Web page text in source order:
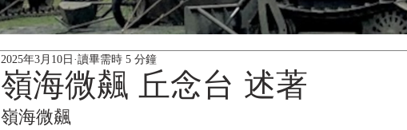
嶺海微飆 丘念台 述著
2025年3月10日 讀畢需時 5 分鐘
嶺海微飆